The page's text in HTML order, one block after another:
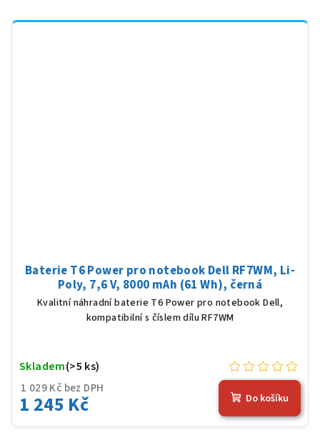
Baterie T6 Power pro notebook Dell RF7WM, Li-
Poly, 7,6 V, 8000 mAh (61 Wh), černá
Kvalitní náhradní baterie T6 Power pro notebook Dell,
kompatibilní s číslem dílu RF7WM
1 029 Kč bez DPH
1 245 Kč
Skladem(>5 ks)
Do košíku